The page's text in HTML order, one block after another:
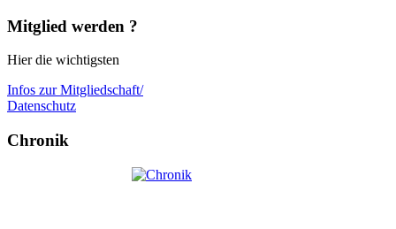
Mitglied werden ?
Hier die wichtigsten
Infos zur Mitgliedschaft/
Datenschutz
Chronik